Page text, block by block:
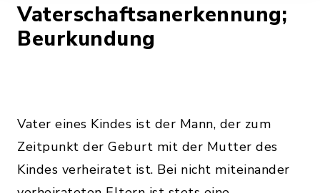
Vaterschaftsanerkennung;
Beurkundung
Vater eines Kindes ist der Mann, der zum
Zeitpunkt der Geburt mit der Mutter des
Kindes verheiratet ist. Bei nicht miteinander